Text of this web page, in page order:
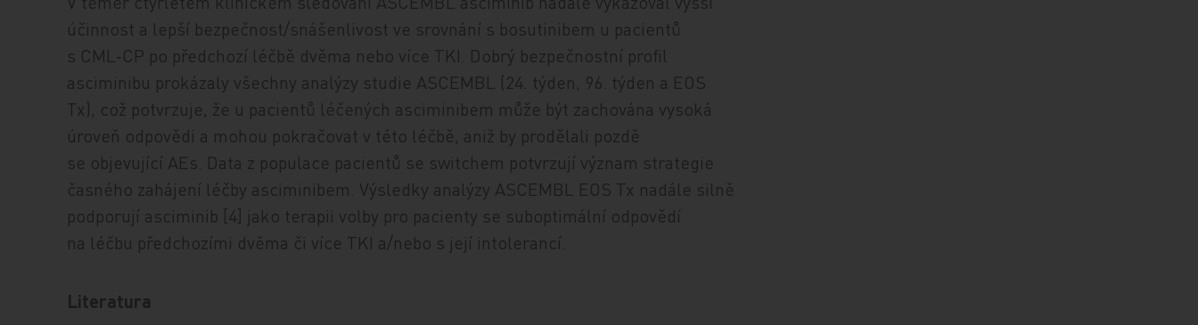
účinnost a lepší bezpečnost/snášenlivost ve srovnání s bosutinibem u pacientů
s CML‑CP po předchozí léčbě dvěma nebo více TKI. Dobrý bezpečnostní profil
asciminibu prokázaly všechny analýzy studie ASCEMBL (24. týden, 96. týden a EOS
Tx), což potvrzuje, že u pacientů léčených asciminibem může být zachována vysoká
úroveň odpovědi a mohou pokračovat v této léčbě, aniž by prodělali pozdě
se objevující AEs. Data z populace pacientů se switchem potvrzují význam strategie
časného zahájení léčby asciminibem. Výsledky analýzy ASCEMBL EOS Tx nadále silně
podporují asciminib [4] jako terapii volby pro pacienty se suboptimální odpovědí
na léčbu předchozími dvěma či více TKI a/nebo s její intolerancí.
Literatura